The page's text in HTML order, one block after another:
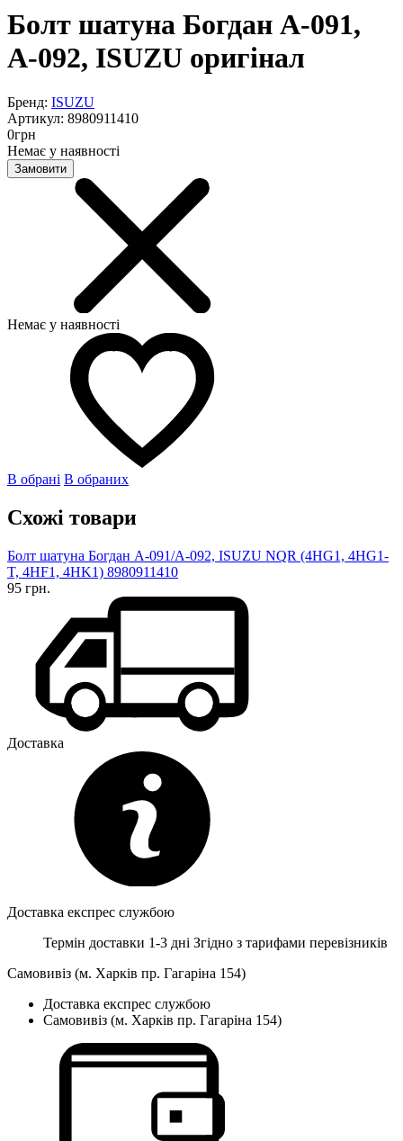
Болт шатуна Богдан А-091,
А-092, ISUZU оригінал
Бренд: ISUZU
Артикул: 8980911410
0грн
Немає у наявності
Замовити
Немає у наявності
В обрані В обраних
Схожі товари
Болт шатуна Богдан А-091/А-092, ISUZU NQR (4HG1, 4HG1-
T, 4HF1, 4HK1) 8980911410
95 грн.
Доставка
Доставка експрес службою
Термін доставки 1-3 дні Згідно з тарифами перевізників
Самовивіз (м. Харків пр. Гагаріна 154)
Доставка експрес службою
Самовивіз (м. Харків пр. Гагаріна 154)